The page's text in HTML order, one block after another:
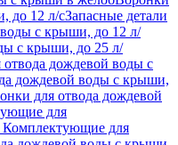
до 12 л/сЗапасные детали
с крыши, до 12 л/
с крыши, до 25 л/
дождевой воды с
дождевой воды с крыши,
для отвода дождевой
для
Комплектующие для